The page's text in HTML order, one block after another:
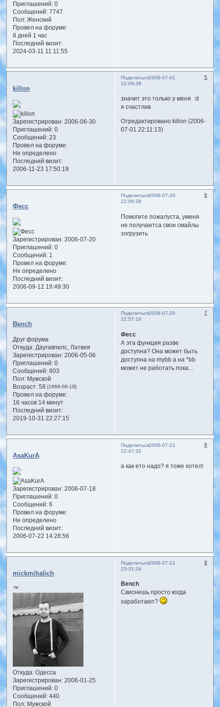
Приглашений:0
Сообщений:7747
Пол:Женский
Провел на форуме:
8 дней 1 час
Последний визит:
2024-03-11 11:11:55
Поделиться 5
2006-07-01
22:09:39
killon
Зарегистрирован: 2006-06-30
Приглашений:0
Сообщений:23
Провел на форуме:
Не определено
Последний визит:
2006-11-23 17:50:19
значит это только у меня :d
я счастлив
Отредактировано killon (2006-
07-01 22:11:13)
Поделиться 6
2006-07-20
22:06:38
Фесс
Зарегистрирован: 2006-07-20
Приглашений:0
Сообщений:1
Провел на форуме:
Не определено
Последний визит:
2006-09-12 19:49:30
Помогите пожалуста, уменя
не получаетса свои смайлы
зогрузить
Поделиться 7
2006-07-20
22:57:16
Bench
Друг форума
Откуда:Даугавпилс, Латвия
Зарегистрирован: 2006-05-06
Приглашений:0
Сообщений:803
Пол:Мужской
Возраст:58 [1968-06-18]
Провел на форуме:
16 часов 14 минут
Последний визит:
2019-10-31 22:27:15
Фесс
А эта функция разве
доступна? Она может быть
доступна на mybb а на *bb
может не работать пока...
Поделиться 8
2006-07-21
22:47:32
AsaKurA
Зарегистрирован: 2006-07-18
Приглашений:0
Сообщений:6
Провел на форуме:
Не определено
Последний визит:
2006-07-22 14:28:56
а как ето надо? я тоже хотел!
Поделиться 9
2006-07-21
23:31:34
mickmihalich
™
Откуда:Одесса
Зарегистрирован: 2006-01-25
Приглашений:0
Сообщений:440
Пол:Мужской
Bench
Свиснешь просто когда
заработают?